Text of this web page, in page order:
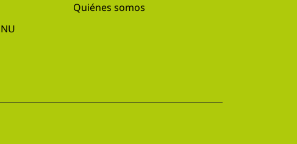
Quiénes somos